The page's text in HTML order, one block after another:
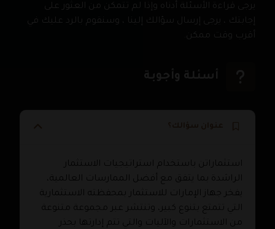
يرجى قراءة الأسئلة أدناه وإذا لم تتمكن من العثور على
إجابتك ، يرجى إرسال سؤالك إلينا ، وسنقوم بالرد عليك في
أقرب وقت ممكن.
أسئلة وأجوبة
استثماراتن باستخدام استراتيجيات الاستثمار
الراشدة بما يتفق مع أفضل الممارسات العالمية،
يفخر جهاز الإمارات للاستثمار بمحفظته الاستثمارية
التي تتمتع بتنوع كبير، وتنتشر عبر مجموعة متنوعة
من الاستثمارات والآليات والتي تتم إدارتها بحذر